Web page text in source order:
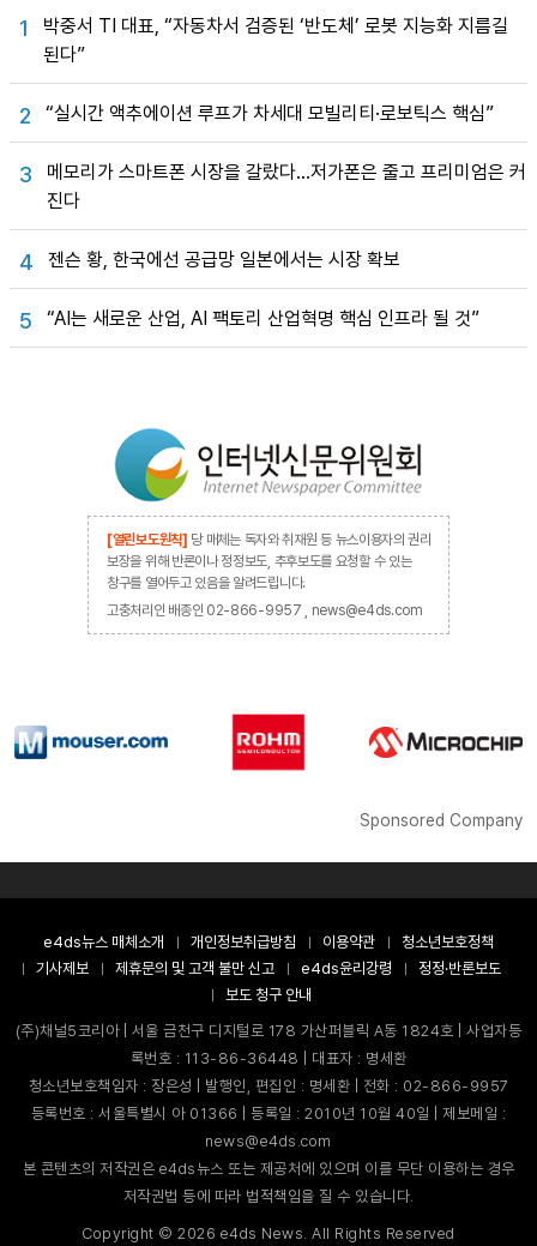
1
박중서 TI 대표, “자동차서 검증된 ‘반도체’ 로봇 지능화 지름길
된다”
2 “실시간 액추에이션 루프가 차세대 모빌리티·로보틱스 핵심”
3
메모리가 스마트폰 시장을 갈랐다…저가폰은 줄고 프리미엄은 커
진다
4 젠슨 황, 한국에선 공급망 일본에서는 시장 확보
5 “AI는 새로운 산업, AI 팩토리 산업혁명 핵심 인프라 될 것”
[열린보도원칙] 당 매체는 독자와 취재원 등 뉴스이용자의 권리
보장을 위해 반론이나 정정보도, 추후보도를 요청할 수 있는
창구를 열어두고 있음을 알려드립니다.
고충처리인 배종인 02-866-9957 , news@e4ds.com
Sponsored Company
e4ds뉴스 매체소개 개인정보취급방침 이용약관
청소년보호정책
기사제보
제휴문의 및 고객 불만 신고 e4ds윤리강령
정정·반론보도
보도 청구 안내
(주)채널5코리아 | 서울 금천구 디지털로 178 가산퍼블릭 A동 1824호 | 사업자등
록번호 : 113-86-36448 | 대표자 : 명세환
청소년보호책임자 : 장은성 | 발행인, 편집인 : 명세환 | 전화 : 02-866-9957
등록번호 : 서울특별시 아 01366 | 등록일 : 2010년 10월 40일 | 제보메일 :
news@e4ds.com
본 콘텐츠의 저작권은 e4ds뉴스 또는 제공처에 있으며 이를 무단 이용하는 경우
저작권법 등에 따라 법적책임을 질 수 있습니다.
Copyright ©2026 e4ds News. All Rights Reserved